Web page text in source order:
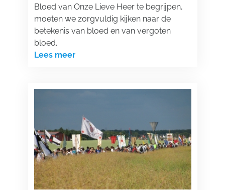
Bloed van Onze Lieve Heer te begrijpen,
moeten we zorgvuldig kijken naar de
betekenis van bloed en van vergoten
bloed.
Lees meer